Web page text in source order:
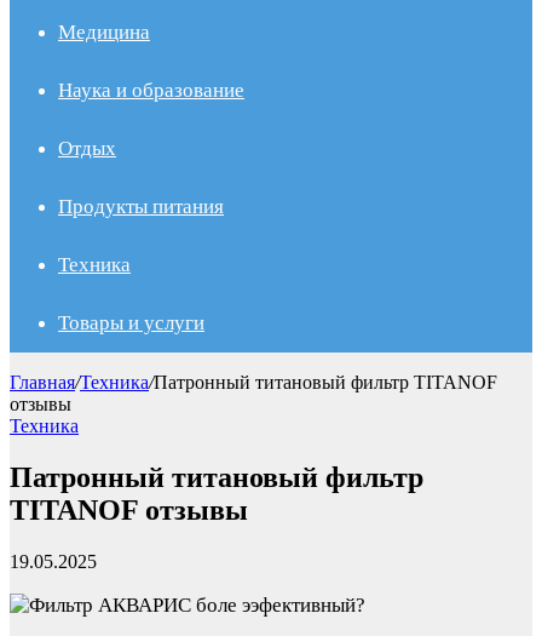
Медицина
Наука и образование
Отдых
Продукты питания
Техника
Товары и услуги
Главная/Техника/Патронный титановый фильтр TITANOF
отзывы
Техника
Патронный титановый фильтр
TITANOF отзывы
19.05.2025